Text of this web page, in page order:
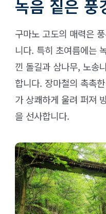
녹음 짙은 풍
구마노 고도의 매력은
니다. 특히 초여름에는
낀 돌길과 삼나무, 노송
합니다. 장마철의 촉촉
가 상쾌하게 울려 퍼져
을 선사합니다.